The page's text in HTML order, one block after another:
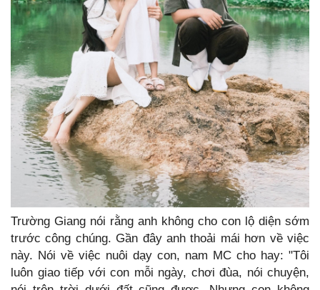
Trường Giang nói rằng anh không cho con lộ diện sớm
trước công chúng. Gần đây anh thoải mái hơn về việc
này. Nói về việc nuôi dạy con, nam MC cho hay: "Tôi
luôn giao tiếp với con mỗi ngày, chơi đùa, nói chuyện,